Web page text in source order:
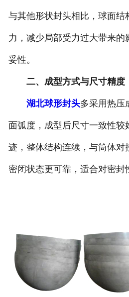
与其他形状封头相比，球面结
力，减少局部受力过大带来的
妥性。
二、成型方式与尺寸精度
湖北球形封头多采用热压
面弧度，成型后尺寸一致性较
迹，整体结构连续，与筒体对
密闭状态更可靠，适合对密封